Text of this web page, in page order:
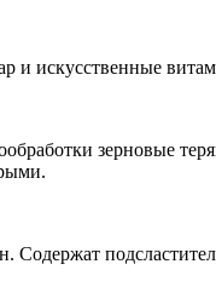
и искусственные
зерновые
Содержат